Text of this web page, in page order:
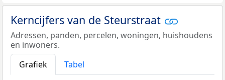
Kerncijfers van de Steurstraat
Adressen, panden, percelen, woningen, huishoudens
en inwoners.
Grafiek
Tabel